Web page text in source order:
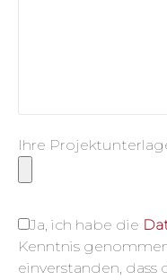
Ihre
Ja, ich habe die
Kenntnis
einverstanden,